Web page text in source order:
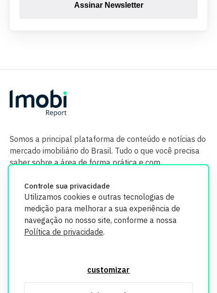
Controle sua privacidade
Utilizamos cookies e outras tecnologias de
medição para melhorar a sua experiência de
navegação no nosso site, conforme a nossa
Política de privacidade.
customizar
Assinar Newsletter
Somos a principal plataforma de conteúdo e notícias do
mercado imobiliário do Brasil. Tudo o que você precisa
saber sobre a área de forma prática e com
segurança. Todos os dados coletados em nosso site são
utilizados exclusivamente para fins de aprimoramento de